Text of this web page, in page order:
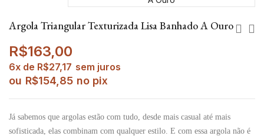
Argola Triangular Texturizada Lisa Banhado A Ouro
R$163,00
6x de R$27,17 sem juros
ou R$154,85 no pix
Já sabemos que argolas estão com tudo, desde mais casual até mais
sofisticada, elas combinam com qualquer estilo. E com essa argola não é